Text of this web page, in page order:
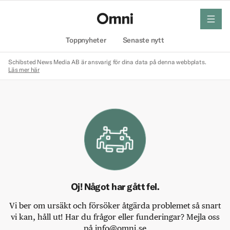
Toppnyheter Senaste nytt
meny
Schibsted News Media AB är ansvarig för dina data på denna webbplats.
Läs mer här
Oj! Något har gått fel.
Vi ber om ursäkt och försöker åtgärda problemet så snart
vi kan, håll ut! Har du frågor eller funderingar? Mejla oss